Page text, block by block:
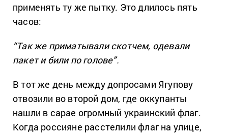
применять ту же пытку. Это длилось пять
часов:
“Так же приматывали скотчем, одевали
пакет и били по голове”.
В тот же день между допросами Ягупову
отвозили во второй дом, где оккупанты
нашли в сарае огромный украинский флаг.
Когда россияне расстелили флаг на улице,